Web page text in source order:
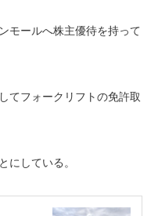
モールへ株主優待を持って
てフォークリフトの免許取
にしている。